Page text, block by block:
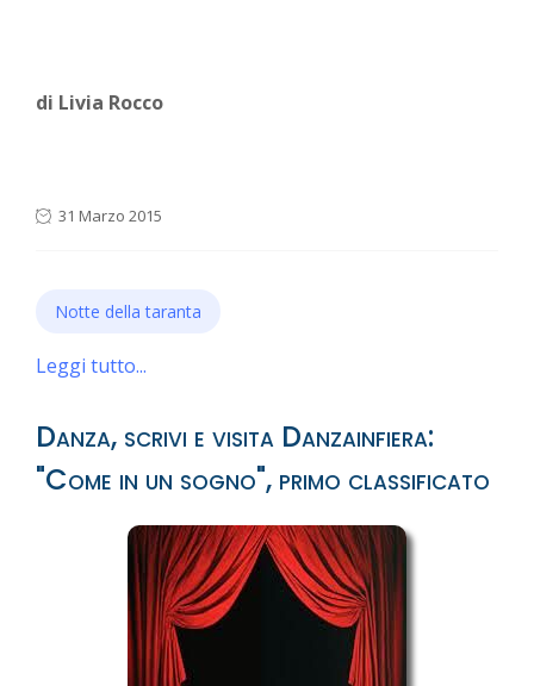
di Livia Rocco
31 Marzo 2015
Notte della taranta
Leggi tutto...
Danza, scrivi e visita Danzainfiera:
"Come in un sogno", primo classificato